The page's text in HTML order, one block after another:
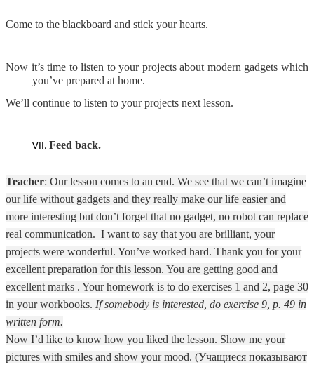
Come to the blackboard and stick your hearts.
Now it’s time to listen to your projects about modern gadgets which
you’ve prepared at home.
We’ll continue to listen to your projects next lesson.
Feed back.
Teacher: Our lesson comes to an end. We see that we can’t imagine
our life without gadgets and they really make our life easier and
more interesting but don’t forget that no gadget, no robot can replace
real communication. I want to say that you are brilliant, your
projects were wonderful. You’ve worked hard. Thank you for your
excellent preparation for this lesson. You are getting good and
excellent marks . Your homework is to do exercises 1 and 2, page 30
in your workbooks. If somebody is interested, do exercise 9, p. 49 in
written form.
Now I’d like to know how you liked the lesson. Show me your
pictures with smiles and show your mood. (Учащиеся показывают